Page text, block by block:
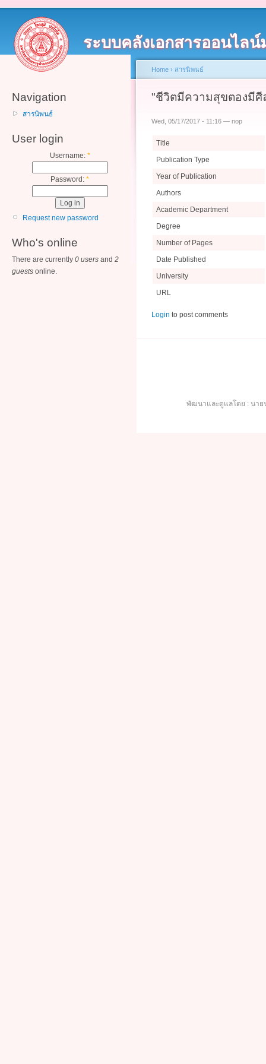
ระบบคลังเอกสารออนไล
Navigation
สารนิพนธ์
User login
Username: *
Password: *
Request new password
Who's online
There are currently 0 users and 2
guests online.
Home › สารนิพนธ์
"ชีวิตมีความสุขตองมีศี
Wed, 05/17/2017 - 11:16 — nop
Title
Publication Type
Year of Publication
Authors
Academic Department
Degree
Number of Pages
Date Published
University
URL
Login to post comments
พัฒนาและดูแลโดย : นาย